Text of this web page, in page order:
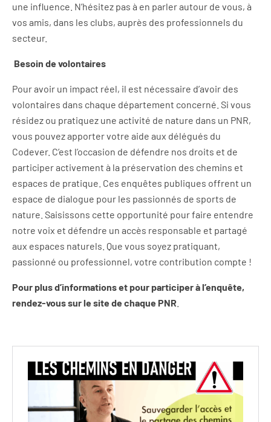
une influence. N’hésitez pas à en parler autour de vous, à
vos amis, dans les clubs, auprès des professionnels du
secteur.
Besoin de volontaires
Pour avoir un impact réel, il est nécessaire d’avoir des
volontaires dans chaque département concerné. Si vous
résidez ou pratiquez une activité de nature dans un PNR,
vous pouvez apporter votre aide aux délégués du
Codever. C’est l’occasion de défendre nos droits et de
participer activement à la préservation des chemins et
espaces de pratique. Ces enquêtes publiques offrent un
espace de dialogue pour les passionnés de sports de
nature. Saisissons cette opportunité pour faire entendre
notre voix et défendre un accès responsable et partagé
aux espaces naturels. Que vous soyez pratiquant,
passionné ou professionnel, votre contribution compte !
Pour plus d’informations et pour participer à l’enquête,
rendez-vous sur le site de chaque PNR